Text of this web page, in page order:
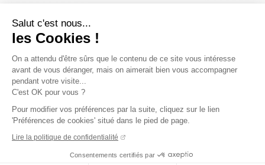
Salut c'est nous...
les Cookies !
On a attendu d'être sûrs que le contenu de ce site vous intéresse
avant de vous déranger, mais on aimerait bien vous accompagner
pendant votre visite...
C'est OK pour vous ?
Pour modifier vos préférences par la suite, cliquez sur le lien
'Préférences de cookies' situé dans le pied de page.
Lire la politique de confidentialité
Consentements certifiés par